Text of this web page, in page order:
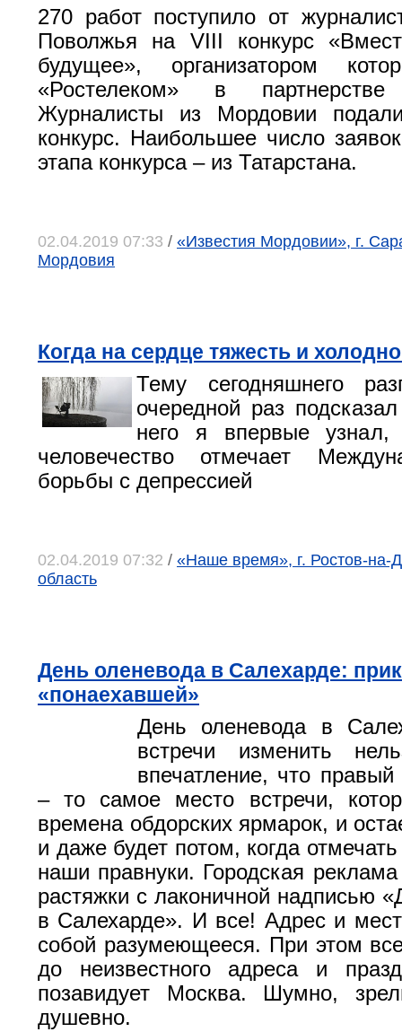
270 работ поступило от
Поволжья на VIII конкурс
будущее», организатором
«Ростелеком» в
Журналисты из Мордовии
конкурс. Наибольшее число
этапа конкурса – из Татарстана.
02.04.2019 07:33 / «Известия Мордовии», г.
Мордовия
Когда на сердце тяжесть и
Тему сегодняшнего
очередной раз
него я впервые
человечество отмечает
борьбы с депрессией
02.04.2019 07:32 / «Наше время», г. Ростов-на-
область
День оленевода в Салехарде:
«понаехавшей»
День оленевода в
встречи изменить
впечатление, что
– то самое место встречи,
времена обдорских ярмарок, и
и даже будет потом, когда
наши правнуки. Городская
растяжки с лаконичной надписью
в Салехарде». И все! Адрес и
собой разумеющееся. При этом
до неизвестного адреса и
позавидует Москва. Шумно,
душевно.